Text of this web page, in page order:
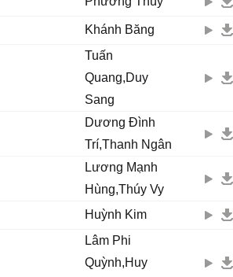
Khánh Băng
Tuấn
Quang,Duy
Sang
Dương Đình
Trí,Thanh Ngân
Lương Mạnh
Hùng,Thúy Vy
Huỳnh Kim
Lâm Phi
Quỳnh,Huy